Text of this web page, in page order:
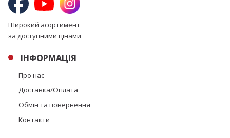
Широкий асортимент
за доступними цінами
ІНФОРМАЦІЯ
Про нас
Доставка/Оплата
Обмін та повернення
Контакти